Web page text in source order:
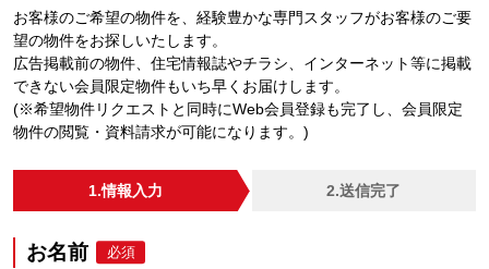
お客様のご希望の物件を、経験豊かな専門スタッフがお客様のご要
望の物件をお探しいたします。
広告掲載前の物件、住宅情報誌やチラシ、インターネット等に掲載
できない会員限定物件もいち早くお届けします。
(※希望物件リクエストと同時にWeb会員登録も完了し、会員限定
物件の閲覧・資料請求が可能になります。)
1.情報入力 2.送信完了
お名前 必須